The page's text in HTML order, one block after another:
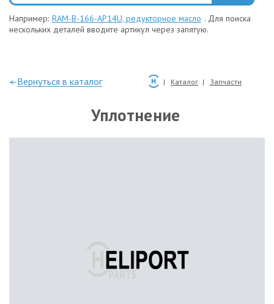
Например: RAM-B-166-AP14U, редукторное масло . Для поиска
нескольких деталей вводите артикул через запятую.
—Вернуться в каталог Каталог Запчасти
Уплотнение